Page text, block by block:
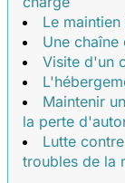
Le
Une
Visite d'un
Maintenir
la perte
Lutte
troubles de la